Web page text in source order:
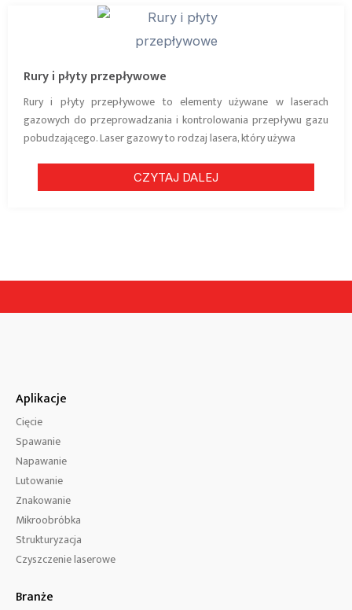
Rury i płyty przepływowe
Rury i płyty przepływowe to elementy używane w laserach
gazowych do przeprowadzania i kontrolowania przepływu gazu
pobudzającego. Laser gazowy to rodzaj lasera, który używa
CZYTAJ DALEJ
Aplikacje
Cięcie
Spawanie
Napawanie
Lutowanie
Znakowanie
Mikroobróbka
Strukturyzacja
Czyszczenie laserowe
Branże